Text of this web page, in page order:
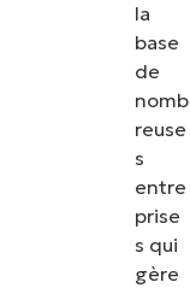
la
base
de
nomb
reuse
s
entre
prise
s qui
gère